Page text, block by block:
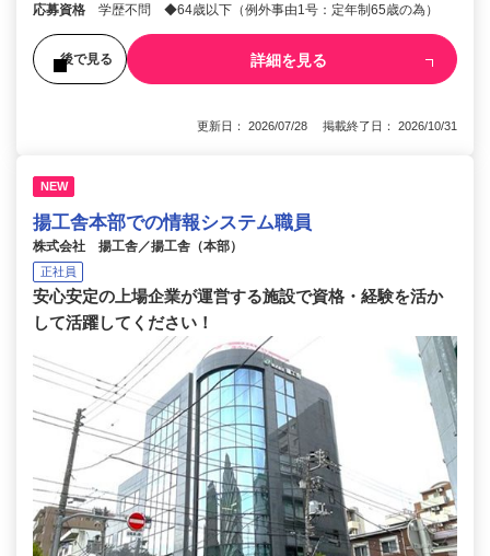
応募資格 学歴不問 ◆64歳以下（例外事由1号：定年制65歳の為）
後で見る 詳細を見る
更新日： 2026/07/28 掲載終了日： 2026/10/31
NEW
揚工舎本部での情報システム職員
株式会社 揚工舎／揚工舎（本部）
正社員
安心安定の上場企業が運営する施設で資格・経験を活か
して活躍してください！